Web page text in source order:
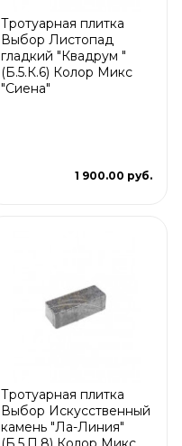
Тротуарная плитка
Выбор Листопад
гладкий "Квадрум "
(Б.5.К.6) Колор Микс
"Сиена"
1 900.00 руб.
Тротуарная плитка
Выбор Искусственный
камень "Ла-Линия"